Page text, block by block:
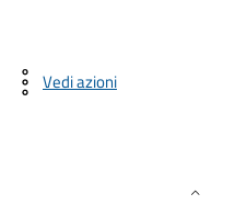
Vedi azioni